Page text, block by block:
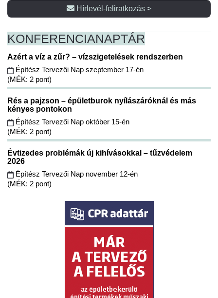
Hírlevél-feliratkozás >
KONFERENCIANAPTÁR
Azért a víz a zűr? – vízszigetelések rendszerben
Építész Tervezői Nap szeptember 17-én
(MÉK: 2 pont)
Rés a pajzson – épületburok nyílászáróknál és más
kényes pontokon
Építész Tervezői Nap október 15-én
(MÉK: 2 pont)
Évtizedes problémák új kihívásokkal – tűzvédelem
2026
Építész Tervezői Nap november 12-én
(MÉK: 2 pont)